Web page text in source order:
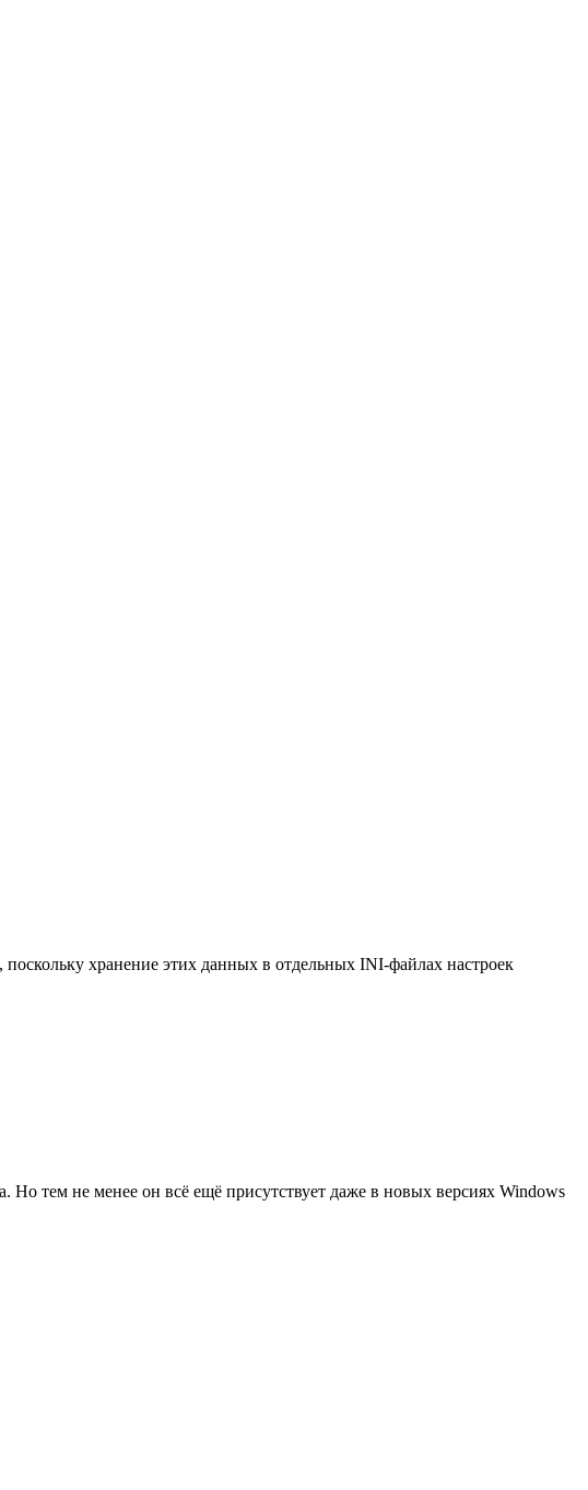
, поскольку хранение этих данных в отдельных INI-файлах настроек
тем не менее он всё ещё присутствует даже в новых версиях Windows